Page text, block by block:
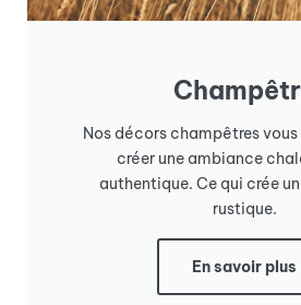
Nos décors champêtres
créer une ambiance
authentique. Ce qui crée
rustique.
En savoir plus